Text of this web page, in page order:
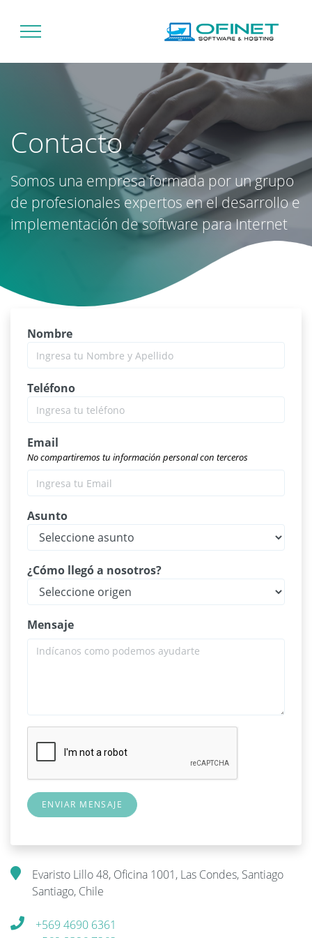
Contacto
Somos una empresa formada por un grupo
de profesionales expertos en el desarrollo e
implementación de software para Internet
Nombre
Teléfono
Email
No compartiremos tu información personal con terceros
Asunto
¿Cómo llegó a nosotros?
Mensaje
Evaristo Lillo 48, Oficina 1001, Las Condes, Santiago
Santiago, Chile
+569 4690 6361